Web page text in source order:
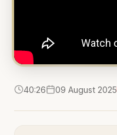
40:26 09 August 2025